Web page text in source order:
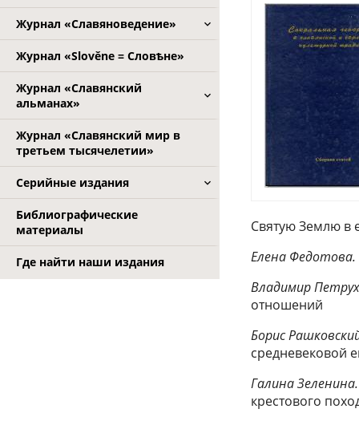
Журнал «Славяноведение»
Журнал «Slověne = Словѣне»
Журнал «Славянский
альманах»
Журнал «Славянский мир в
третьем тысячелетии»
Серийные издания
Библиографические
материалы
Где найти наши издания
Святую Землю в
Елена Федотова.
Владимир
отношений
Борис
средневековой
Галина Зеленина.
крестового